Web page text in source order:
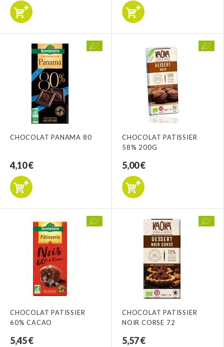
CHOCOLAT PANAMA 80
4,10 €
CHOCOLAT PATISSIER
58% 200G
5,00 €
CHOCOLAT PATISSIER
60% CACAO
5,45 €
CHOCOLAT PATISSIER
NOIR CORSE 72
5,57 €